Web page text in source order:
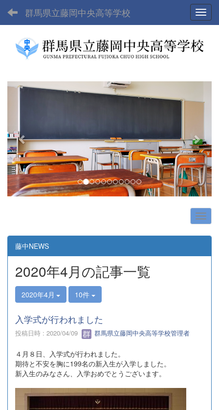
群馬県立藤岡中央高等学校
p
i
o
u
s
e
藤中NEWS
2020年4月の記事一覧
2020年4月 10件
入学式が行われました
投稿日時 : 2020/04/09 群馬県立藤岡中央高等学校管理者
４月８日、入学式が行われました。
期待と不安を胸に199名の新入生が入学しました。
新入生のみなさん、入学おめでとうございます。